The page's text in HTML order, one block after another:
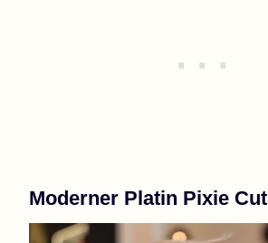
Moderner Platin Pixie Cut